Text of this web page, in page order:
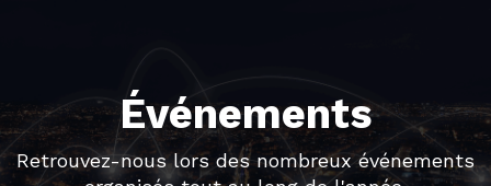
Événements
Retrouvez-nous lors des nombreux événements